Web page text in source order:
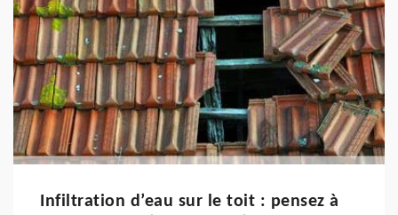
Infiltration d’eau sur le toit : pensez à